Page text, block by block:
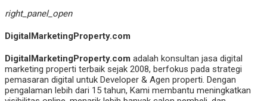
right_panel_open
DigitalMarketingProperty.com
DigitalMarketingProperty.com adalah konsultan jasa digital
marketing properti terbaik sejak 2008, berfokus pada strategi
pemasaran digital untuk Developer & Agen properti. Dengan
pengalaman lebih dari 15 tahun, Kami membantu meningkatkan